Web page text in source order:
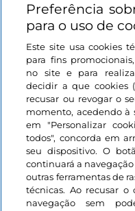
Ligações úteis
Iniciar sessão
Mantenha-se em
Preferência
para o uso de
Este site usa cookies
para fins
no site e para
decidir a que cookies
recusar ou revogar o
momento, acedendo à
em "Personalizar
todos", concorda em
seu dispositivo. O
continuará a
outras ferramentas de
técnicas. Ao recusar o
navegação sem